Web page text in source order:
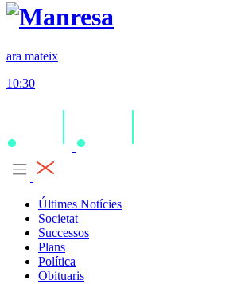
ara mateix
10:30
Últimes Notícies
Societat
Successos
Plans
Política
Obituaris